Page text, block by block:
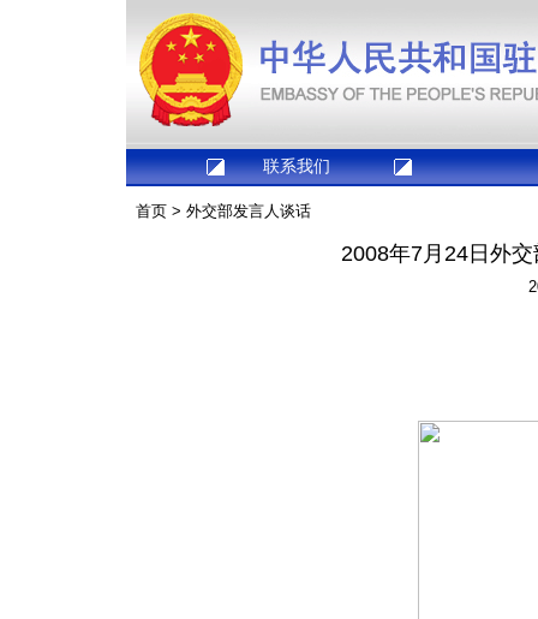
联系我们
首页 > 外交部发言人谈话
2008年7月24日外